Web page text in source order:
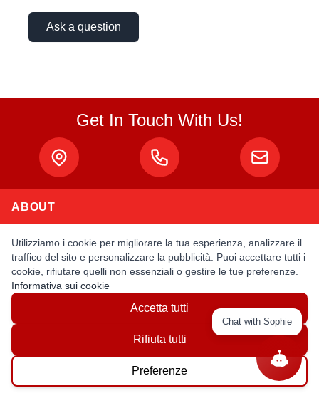
Ask a question
Get In Touch With Us!
ABOUT
Privacy Policy
Terms & Conditions
MY ACCOUNT
Utilizziamo i cookie per migliorare la tua esperienza, analizzare il
traffico del sito e personalizzare la pubblicità. Puoi accettare tutti i
cookie, rifiutare quelli non essenziali o gestire le tue preferenze.
Informativa sui cookie
Accetta tutti
Rifiuta tutti
Preferenze
Chat with Sophie